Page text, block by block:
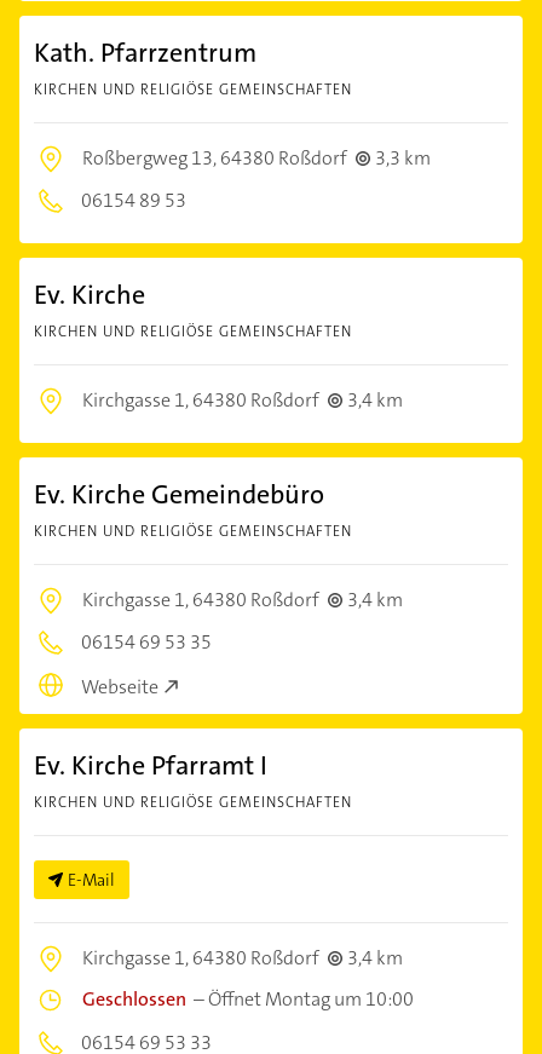
Kath. Pfarrzentrum
KIRCHEN UND RELIGIÖSE GEMEINSCHAFTEN
Roßbergweg 13,64380 Roßdorf
3,3 km
06154 89 53
Ev. Kirche
KIRCHEN UND RELIGIÖSE GEMEINSCHAFTEN
Kirchgasse 1,64380 Roßdorf 3,4 km
Ev. Kirche Gemeindebüro
KIRCHEN UND RELIGIÖSE GEMEINSCHAFTEN
Kirchgasse 1,64380 Roßdorf
3,4 km
06154 69 53 35
Webseite
Ev. Kirche Pfarramt I
KIRCHEN UND RELIGIÖSE GEMEINSCHAFTEN
E-Mail
Kirchgasse 1,64380 Roßdorf
3,4 km
Geschlossen –Öffnet Montag um 10:00
06154 69 53 33